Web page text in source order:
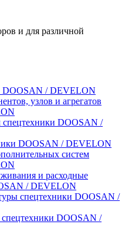
и для различной
DOOSAN / DEVELON
узлов и агрегатов
спецтехники DOOSAN /
DOOSAN / DEVELON
систем
и расходные
/ DEVELON
спецтехники DOOSAN /
спецтехники DOOSAN /